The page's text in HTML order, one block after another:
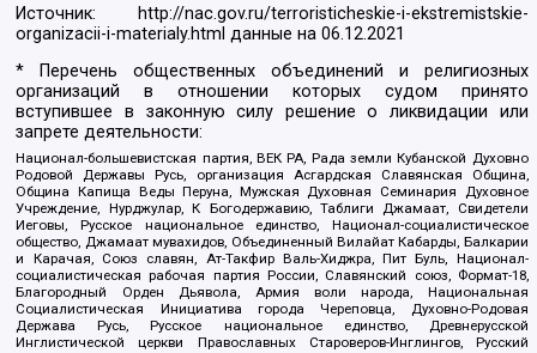
Источник:
http://nac.gov.ru/terroristicheskie-i-ekstremistskie-
organizacii-i-materialy.html данные на06.12.2021
* Перечень общественных объединений и религиозных
организаций в отношении которых судом принято
вступившее в законную силу решение о ликвидации или
запрете деятельности:
Национал-большевистская партия, ВЕК РА, Рада земли Кубанской Духовно
Родовой Державы Русь, организация Асгардская Славянская Община,
Община Капища Веды Перуна, Мужская Духовная Семинария Духовное
Учреждение, Нурджулар, К Богодержавию, Таблиги Джамаат, Свидетели
Иеговы, Русское национальное единство, Национал-социалистическое
общество, Джамаат мувахидов, Объединенный Вилайат Кабарды, Балкарии
и Карачая, Союз славян, Ат-Такфир Валь-Хиджра, Пит Буль, Национал-
социалистическая рабочая партия России, Славянский союз, Формат-18,
Благородный Орден Дьявола, Армия воли народа, Национальная
Социалистическая Инициатива города Череповца, Духовно-Родовая
Держава Русь, Русское национальное единство, Древнерусской
Инглистической церкви Православных Староверов-Инглингов, Русский